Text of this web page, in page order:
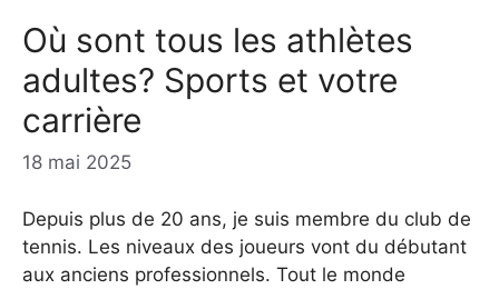
Où sont tous les athlètes
adultes? Sports et votre
carrière
18 mai 2025
Depuis plus de 20 ans, je suis membre du club de
tennis. Les niveaux des joueurs vont du débutant
aux anciens professionnels. Tout le monde